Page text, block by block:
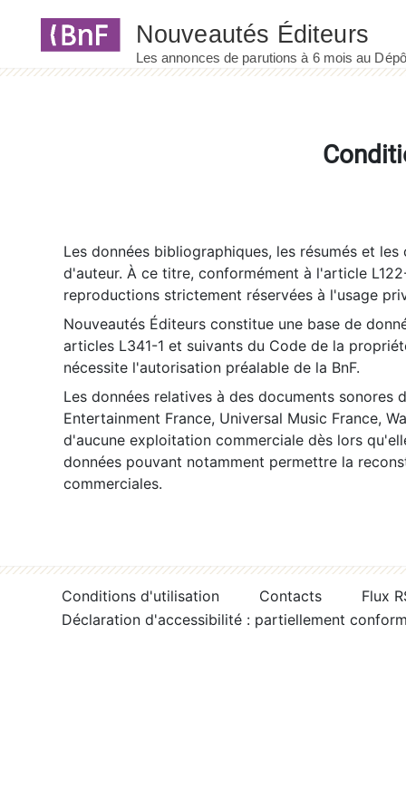
Les données bibliographiques, les résumés et
d'auteur. À ce titre, conformément à l'article
reproductions strictement réservées à l'usage
Nouveautés Éditeurs constitue une base de
articles L341-1 et suivants du Code de la
nécessite l'autorisation préalable de la BnF.
Les données relatives à des documents sonores
Entertainment France, Universal Music France,
d'aucune exploitation commerciale dès lors
données pouvant notamment permettre la
commerciales.
Conditions d'utilisation Contacts
Flux
Déclaration d'accessibilité : partiellement